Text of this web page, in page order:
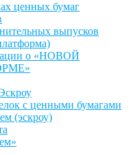
ценных бумаг
выпусков
о «НОВОЙ
с ценными бумагами
(эскроу)